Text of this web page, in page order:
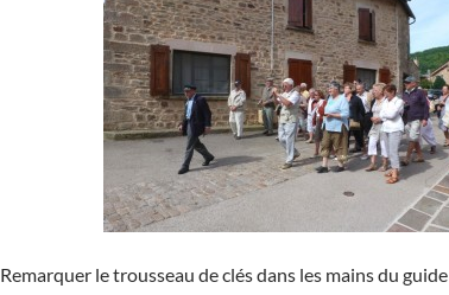
Remarquer le trousseau de clés dans les mains du guide